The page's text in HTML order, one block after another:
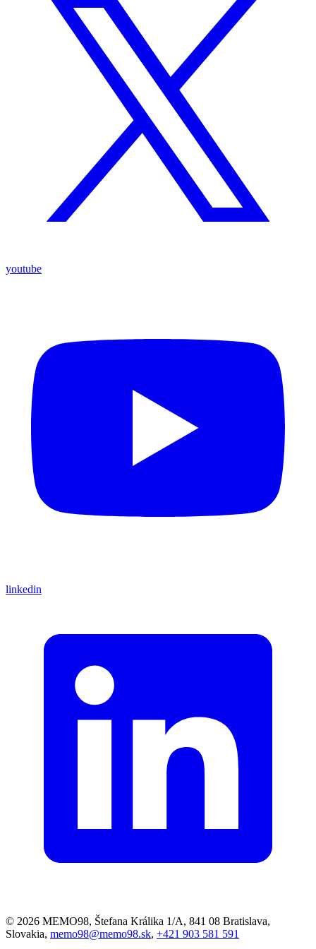
youtube
linkedin
© 2026 MEMO98, Štefana Králika 1/A, 841 08 Bratislava,
Slovakia, memo98@memo98.sk, +421 903 581 591